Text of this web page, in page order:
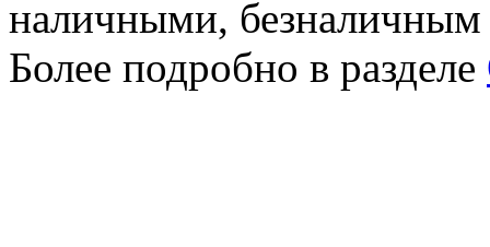
наличными,
Более подробно в разделе